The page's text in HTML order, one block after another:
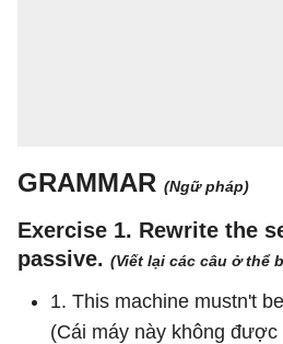
GRAMMAR (Ngữ pháp)
Exercise 1. Rewrite the
passive. (Viết lại các câu ở thể
1. This machine mustn't
(Cái máy này không